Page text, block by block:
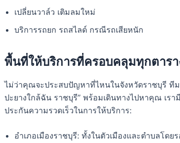
เปลี่ยนวาล์ว เติมลมใหม่
บริการรถยก รถสไลด์ กรณีรถเสียหนัก
พื้นที่ให้บริการที่ครอบคลุมทุกตาร
ไม่ว่าคุณจะประสบปัญหาที่ไหนในจังหวัดราชบุรี ที
ปะยางใกล้ฉัน ราชบุรี” พร้อมเดินทางไปหาคุณ เร
ประกันความรวดเร็วในการให้บริการ:
อำเภอเมืองราชบุรี: ทั้งในตัวเมืองและตำบลโด